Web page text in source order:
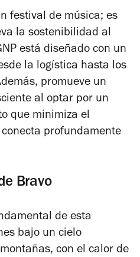
festival de música; es
la sostenibilidad al
está diseñado con un
la logística hasta los
promueve un
al optar por un
que minimiza el
profundamente
Bravo
de esta
bajo un cielo
con el calor de